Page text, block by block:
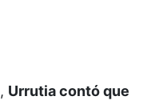
, Urrutia contó que